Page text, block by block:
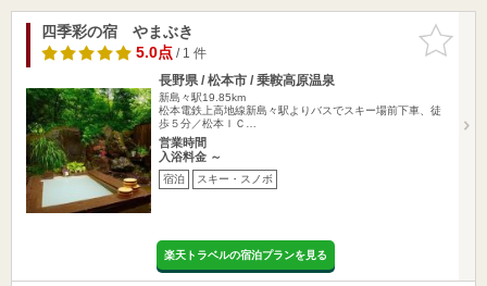
お気に入
りに追加
四季彩の宿 やまぶき
5.0点/ 1 件
長野県 / 松本市 / 乗鞍高原温泉
新島々駅19.85km
松本電鉄上高地線新島々駅よりバスでスキー場前下車、徒
歩５分／松本ＩＣ…
営業時間
入浴料金 ～
宿泊 スキー・スノボ
楽天トラベルの宿泊プランを見る